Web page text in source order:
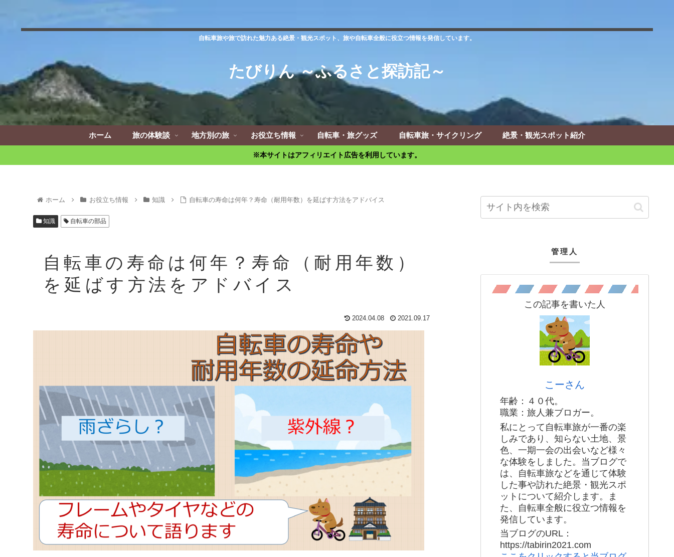
自転車旅や旅で訪れた魅力ある絶景・観光スポット、旅や自転車全般に役立つ情報を発信しています。
たびりん ～ふるさと探訪記～
ホーム 旅の体験談 地方別の旅 お役立ち情報 自転車・旅グッズ 自転車旅・サイクリング 絶景・観光スポット紹介
※本サイトはアフィリエイト広告を利用しています。
ホーム お役立ち情報 知識 自転車の寿命は何年？寿命（耐用年数）を延ばす方法をアドバイス
知識 自転車の部品
自転車の寿命は何年？寿命（耐用年数）
を延ばす方法をアドバイス
2024.04.08 2021.09.17
管理人
この記事を書いた人
こーさん
年齢：４０代。
職業：旅人兼ブロガー。
私にとって自転車旅が一番の楽
しみであり、知らない土地、景
色、一期一会の出会いなど様々
な体験をしました。当ブログで
は、自転車旅などを通じて体験
した事や訪れた絶景・観光スポ
ットについて紹介します。ま
た、自転車全般に役立つ情報を
発信しています。
当ブログのURL：
https://tabirin2021.com